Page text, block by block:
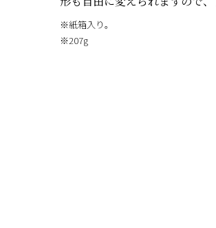
※紙箱入り。
※207g